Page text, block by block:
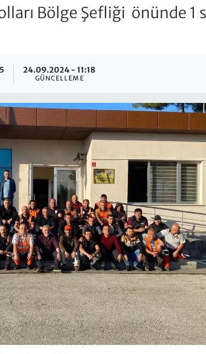
Bölge Şefliği önünde 1
24.09.2024 - 11:18
GÜNCELLEME